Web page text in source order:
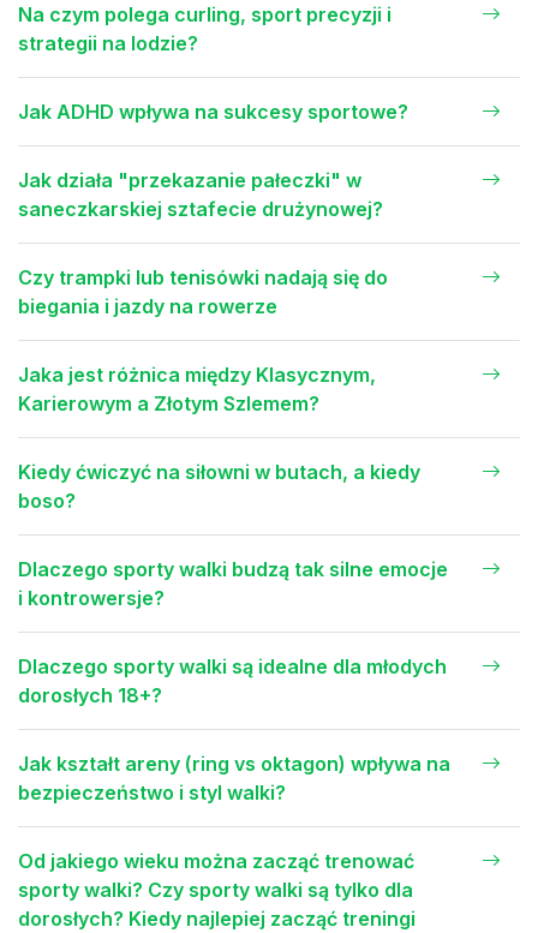
Na czym polega curling, sport precyzji i
strategii na lodzie?
Jak ADHD wpływa na sukcesy sportowe?
Jak działa "przekazanie pałeczki" w
saneczkarskiej sztafecie drużynowej?
Czy trampki lub tenisówki nadają się do
biegania i jazdy na rowerze
Jaka jest różnica między Klasycznym,
Karierowym a Złotym Szlemem?
Kiedy ćwiczyć na siłowni w butach, a kiedy
boso?
Dlaczego sporty walki budzą tak silne emocje
i kontrowersje?
Dlaczego sporty walki są idealne dla młodych
dorosłych 18+?
Jak kształt areny (ring vs oktagon) wpływa na
bezpieczeństwo i styl walki?
Od jakiego wieku można zacząć trenować
sporty walki? Czy sporty walki są tylko dla
dorosłych? Kiedy najlepiej zacząć treningi